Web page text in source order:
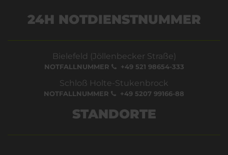
24H NOTDIENSTNUMMER
Bielefeld (Jöllenbecker Straße)
NOTFALLNUMMER +49 521 98654-333
Schloß Holte-Stukenbrock
NOTFALLNUMMER +49 5207 99166-88
STANDORTE